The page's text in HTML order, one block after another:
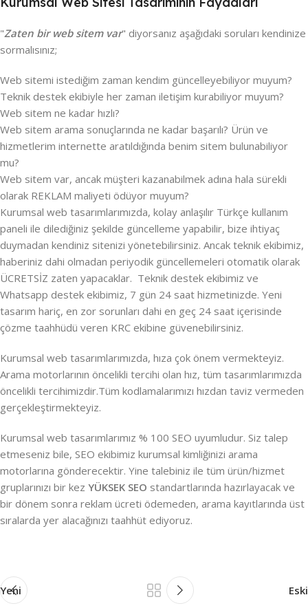
"Zaten bir web sitem var" diyorsanız aşağıdaki soruları kendinize
sormalısınız;
Web sitemi istediğim zaman kendim güncelleyebiliyor muyum?
Teknik destek ekibiyle her zaman iletişim kurabiliyor muyum?
Web sitem ne kadar hızlı?
Web sitem arama sonuçlarında ne kadar başarılı? Ürün ve
hizmetlerim internette aratıldığında benim sitem bulunabiliyor
mu?
Web sitem var, ancak müşteri kazanabilmek adına hala sürekli
olarak REKLAM maliyeti ödüyor muyum?
Kurumsal web tasarımlarımızda, kolay anlaşılır Türkçe kullanım
paneli ile dilediğiniz şekilde güncelleme yapabilir, bize ihtiyaç
duymadan kendiniz sitenizi yönetebilirsiniz. Ancak teknik ekibimiz,
haberiniz dahi olmadan periyodik güncellemeleri otomatik olarak
ÜCRETSİZ zaten yapacaklar. Teknik destek ekibimiz ve
Whatsapp destek ekibimiz, 7 gün 24 saat hizmetinizde. Yeni
tasarım hariç, en zor sorunları dahi en geç 24 saat içerisinde
çözme taahhüdü veren KRC ekibine güvenebilirsiniz.
Kurumsal web tasarımlarımızda, hıza çok önem vermekteyiz.
Arama motorlarının öncelikli tercihi olan hız, tüm tasarımlarımızda
öncelikli tercihimizdir.Tüm kodlamalarımızı hızdan taviz vermeden
gerçekleştirmekteyiz.
Kurumsal web tasarımlarımız % 100 SEO uyumludur. Siz talep
etmeseniz bile, SEO ekibimiz kurumsal kimliğinizi arama
motorlarına gönderecektir. Yine talebiniz ile tüm ürün/hizmet
gruplarınızı bir kez YÜKSEK SEO standartlarında hazırlayacak ve
bir dönem sonra reklam ücreti ödemeden, arama kayıtlarında üst
sıralarda yer alacağınızı taahhüt ediyoruz.
Yeni Eski